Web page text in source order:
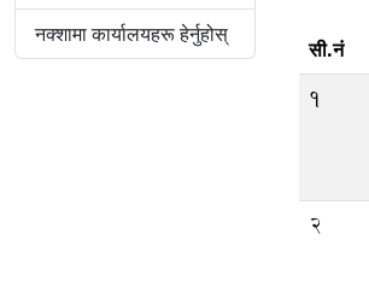
नक्शामा कार्यालयहरू हेर्नुहोस्
सी.नं
1
2